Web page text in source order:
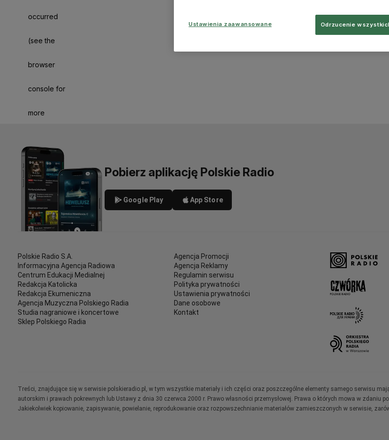
occurred
(see the
browser
console for
more
Pobierz aplikację Polskie Radio
Google Play App Store
Polskie Radio S.A.
Informacyjna Agencja Radiowa
Centrum Edukacji Medialnej
Redakcja Katolicka
Redakcja Ekumeniczna
Agencja Muzyczna Polskiego Radia
Studia nagraniowe i koncertowe
Sklep Polskiego Radia
Agencja Promocji
Agencja Reklamy
Regulamin serwisu
Polityka prywatności
Ustawienia prywatności
Dane osobowe
Kontakt
Treści, znajdujące się w serwisie polskieradio.pl, w tym wszystkie materiały i ich części oraz poszczególne elementy samego serwisu
autorskim i prawach pokrewnych lub Ustawy z dnia 30 czerwca 2000 r. Prawo własności przemysłowej. Prawa o których mowa w zdaniu
Jakiekolwiek kopiowanie, zapisywanie, powielanie, reprodukowanie oraz rozpowszechnianie materiałów zamieszczonych w serwisie,
Ustawienia zaawansowane Odrzucenie